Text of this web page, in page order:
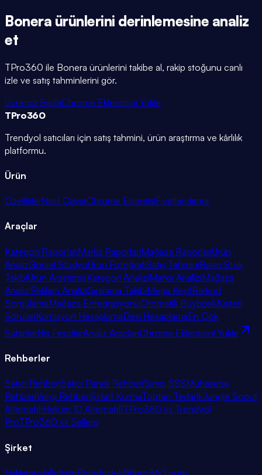
Bonera ürünlerini derinlemesine analiz
et
TPro360 ile Bonera ürünlerini takibe al, rakip stoğunu canlı
izle ve satış tahminlerini gör.
Ücretsiz BaşlaChrome Eklentisini Yükle
TPro360
Trendyol satıcıları için satış tahmini, ürün araştırma ve kârlılık
platformu.
Ürün
ÖzelliklerNasıl ÇalışırChrome EklentisiFiyatlandırma
Araçlar
Kategori RaporlarıMarka RaporlarıMağaza RaporlarıÜrün
AnalizGörsel StüdyoÜrün FotoğrafıSatış TahminiRakip Stok
TakibiÜrün AraştırmaKategori AnaliziMarka AnaliziMağaza
AnaliziReklam AnaliziSıralama TakibiMega KeşifBarkod
SorgulamaMağaza EntegrasyonuOtomatik BuyboxMüşteri
SorularıKomisyon HesaplamaDesi HesaplamaEn Çok
SatanlarNiş FırsatlarAnaliz AraçlarıChrome Eklentisini Yükle
Rehberler
Satıcı RehberiSatıcı Paneli RehberiSatıcı SSSMuhasebe
RehberiVergi RehberiŞirket KurmaToptan TedarikJungle Scout
AlternatifiHelium 10 AlternatifiTPro360 vs Trendyol
ProTPro360 vs Sellerg
Şirket
HakkımızdaİletişimBlogdestek@tpro360.com